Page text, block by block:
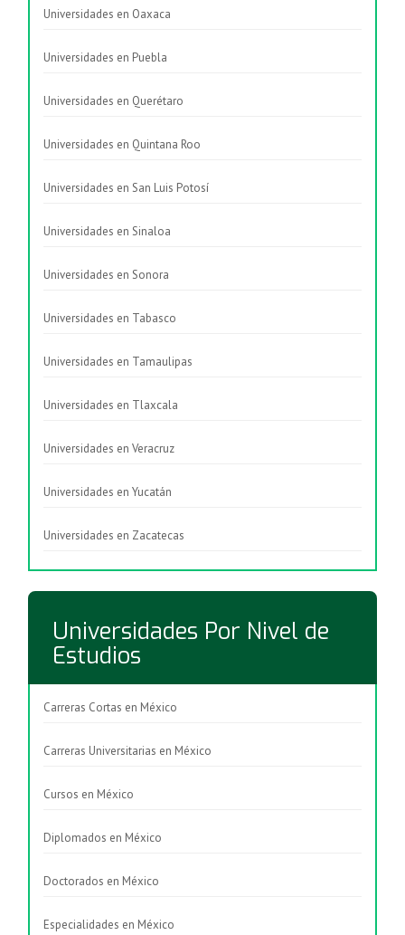
Universidades en Oaxaca
Universidades en Puebla
Universidades en Querétaro
Universidades en Quintana Roo
Universidades en San Luis Potosí
Universidades en Sinaloa
Universidades en Sonora
Universidades en Tabasco
Universidades en Tamaulipas
Universidades en Tlaxcala
Universidades en Veracruz
Universidades en Yucatán
Universidades en Zacatecas
Universidades Por Nivel de
Estudios
Carreras Cortas en México
Carreras Universitarias en México
Cursos en México
Diplomados en México
Doctorados en México
Especialidades en México